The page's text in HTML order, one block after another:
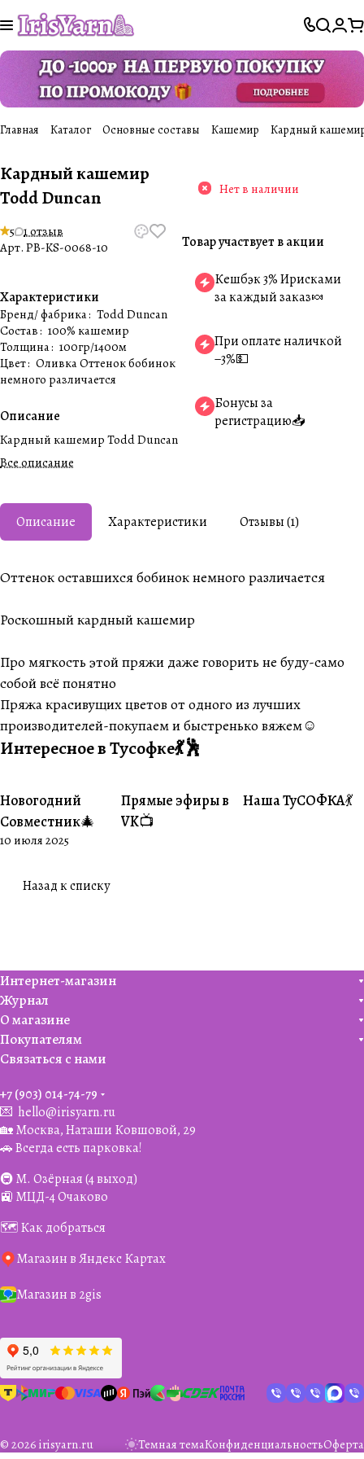
Главная Каталог Основные составы Кашемир Кардный
Кардный кашемир
Todd Duncan
5 1 отзыв
Арт. PB-KS-0068-10
Характеристики
Бренд/ фабрика: Todd Duncan
Состав: 100% кашемир
Толщина: 100гр/1400м
Цвет: Оливка Оттенок бобинок
немного различается
Описание
Кардный кашемир Todd Duncan
Все описание
Нет в наличии
Товар участвует в акции
Кешбэк 3% Ирисками
за каждый заказ🍬
При оплате наличкой
−3%💵
Бонусы за
регистрацию📥
Описание Характеристики Отзывы (1)
Оттенок оставшихся бобинок немного различается
Роскошный кардный кашемир
Про мягкость этой пряжи даже говорить не буду-само
собой всё понятно
Пряжа красивущих цветов от одного из лучших
производителей-покупаем и быстренько вяжем☺️
Интересное в Тусофке💃🕺
#Совместники
Новогодний
Совместник🎄
10 июля 2025
#Житуха
Прямые эфиры в
VK📺
#Совместники
Наша ТуСОФКА💃
Назад к списку
Интернет-магазин
Журнал
О магазине
Покупателям
Связаться с нами
+7 (903) 014-74-79‬
💌 hello@irisyarn.ru
🏡 Москва, Наташи Ковшовой, 29
🚗 Всегда есть парковка!
🚇 М. Озёрная (4 выход)
🚉 МЦД-4 Очаково
🗺️ Как добраться
Магазин в Яндекс Картах
Магазин в 2gis
© 2026 irisyarn.ru Темная темаКонфиденциальностьОферта